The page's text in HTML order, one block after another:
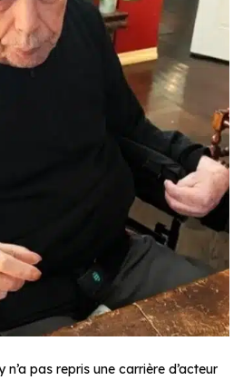
n’a pas repris une carrière d’acteur